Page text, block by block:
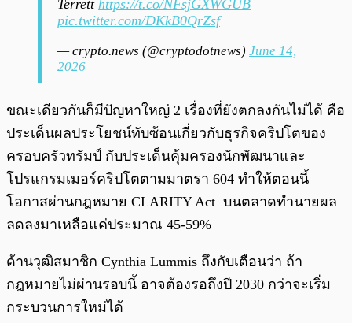
Terrett https://t.co/NFsjGXWGUB
pic.twitter.com/DKkB0QrZsf
— crypto.news (@cryptodotnews) June 14,
2026
ขณะเดียวกันก็มีปัญหาใหญ่ 2 เรื่องที่ยังตกลงกันไม่ได้ คือ
ประเด็นผลประโยชน์ทับซ้อนเกี่ยวกับธุรกิจคริปโตของ
ครอบครัวทรัมป์ กับประเด็นคุ้มครองนักพัฒนาและ
โปรแกรมเมอร์คริปโตตามมาตรา 604 ทำให้ตอนนี้
โอกาสผ่านกฎหมาย CLARITY Act บนตลาดทำนายผล
ลดลงมาเหลือแค่ประมาณ 45-59%
ด้านวุฒิสมาชิก Cynthia Lummis ถึงกับเตือนว่า ถ้า
กฎหมายไม่ผ่านรอบนี้ อาจต้องรอถึงปี 2030 กว่าจะเริ่ม
กระบวนการใหม่ได้